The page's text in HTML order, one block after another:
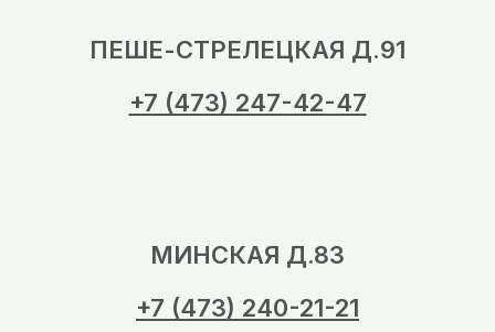
ПЕШЕ-СТРЕЛЕЦКАЯ Д.91
+7 (473) 247-42-47
МИНСКАЯ Д.83
+7 (473) 240-21-21